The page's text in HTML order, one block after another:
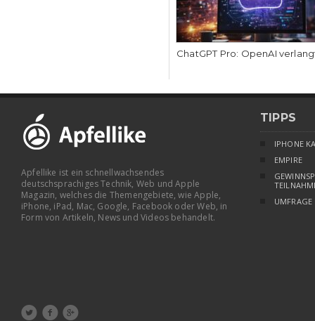
ChatGPT Pro: OpenAI
Apfellike ist ein schnellwachsendes
deutschsprachiges Technik, Web und Apple
Magazin, welches die Themengebiete, wie Apple,
iPhone, iPad, Mac, Google, Facebook oder Web, in
Form von Artikeln, News und Videos behandelt.
  
TIPPS
IPHONE
EMPIRE
UMFRAGE